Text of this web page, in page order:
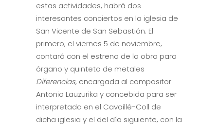
estas actividades, habrá dos
interesantes conciertos en la iglesia de
San Vicente de San Sebastián. El
primero, el viernes 5 de noviembre,
contará con el estreno de la obra para
órgano y quinteto de metales
Diferencias, encargada al compositor
Antonio Lauzurika y concebida para ser
interpretada en el Cavaillé-Coll de
dicha iglesia y el del día siguiente, con la